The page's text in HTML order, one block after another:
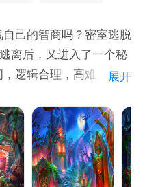
己的智商吗？密室逃脱
离后，又进入了一个秘
逻辑合理，高难度挑战
友们一起挑战吧！
展开